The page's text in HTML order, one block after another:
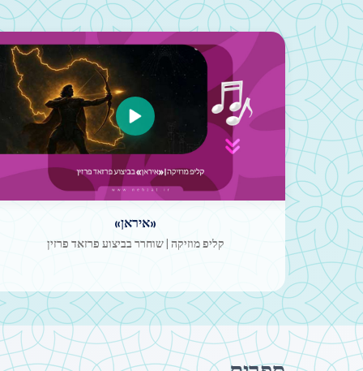
הבטחה גברית
קליפ מוזיקה | הופק ושוחרר על ידי הלשכה לאמנות;